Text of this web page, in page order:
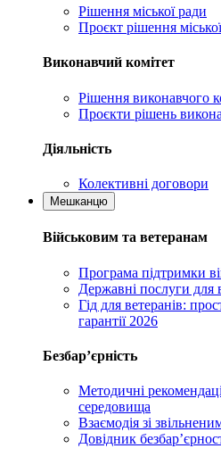
Рішення міської ради
Проєкт рішення
Виконавчий комітет
Рішення виконавчого
Проєкти рішень
Діяльність
Колективні договори
Мешканцю
Військовим та ветеранам
Програма підтримки
Державні послуги для
Гід для ветеранів:
гарантії 2026
Безбар’єрність
Методичні
середовища
Взаємодія зі
Довідник